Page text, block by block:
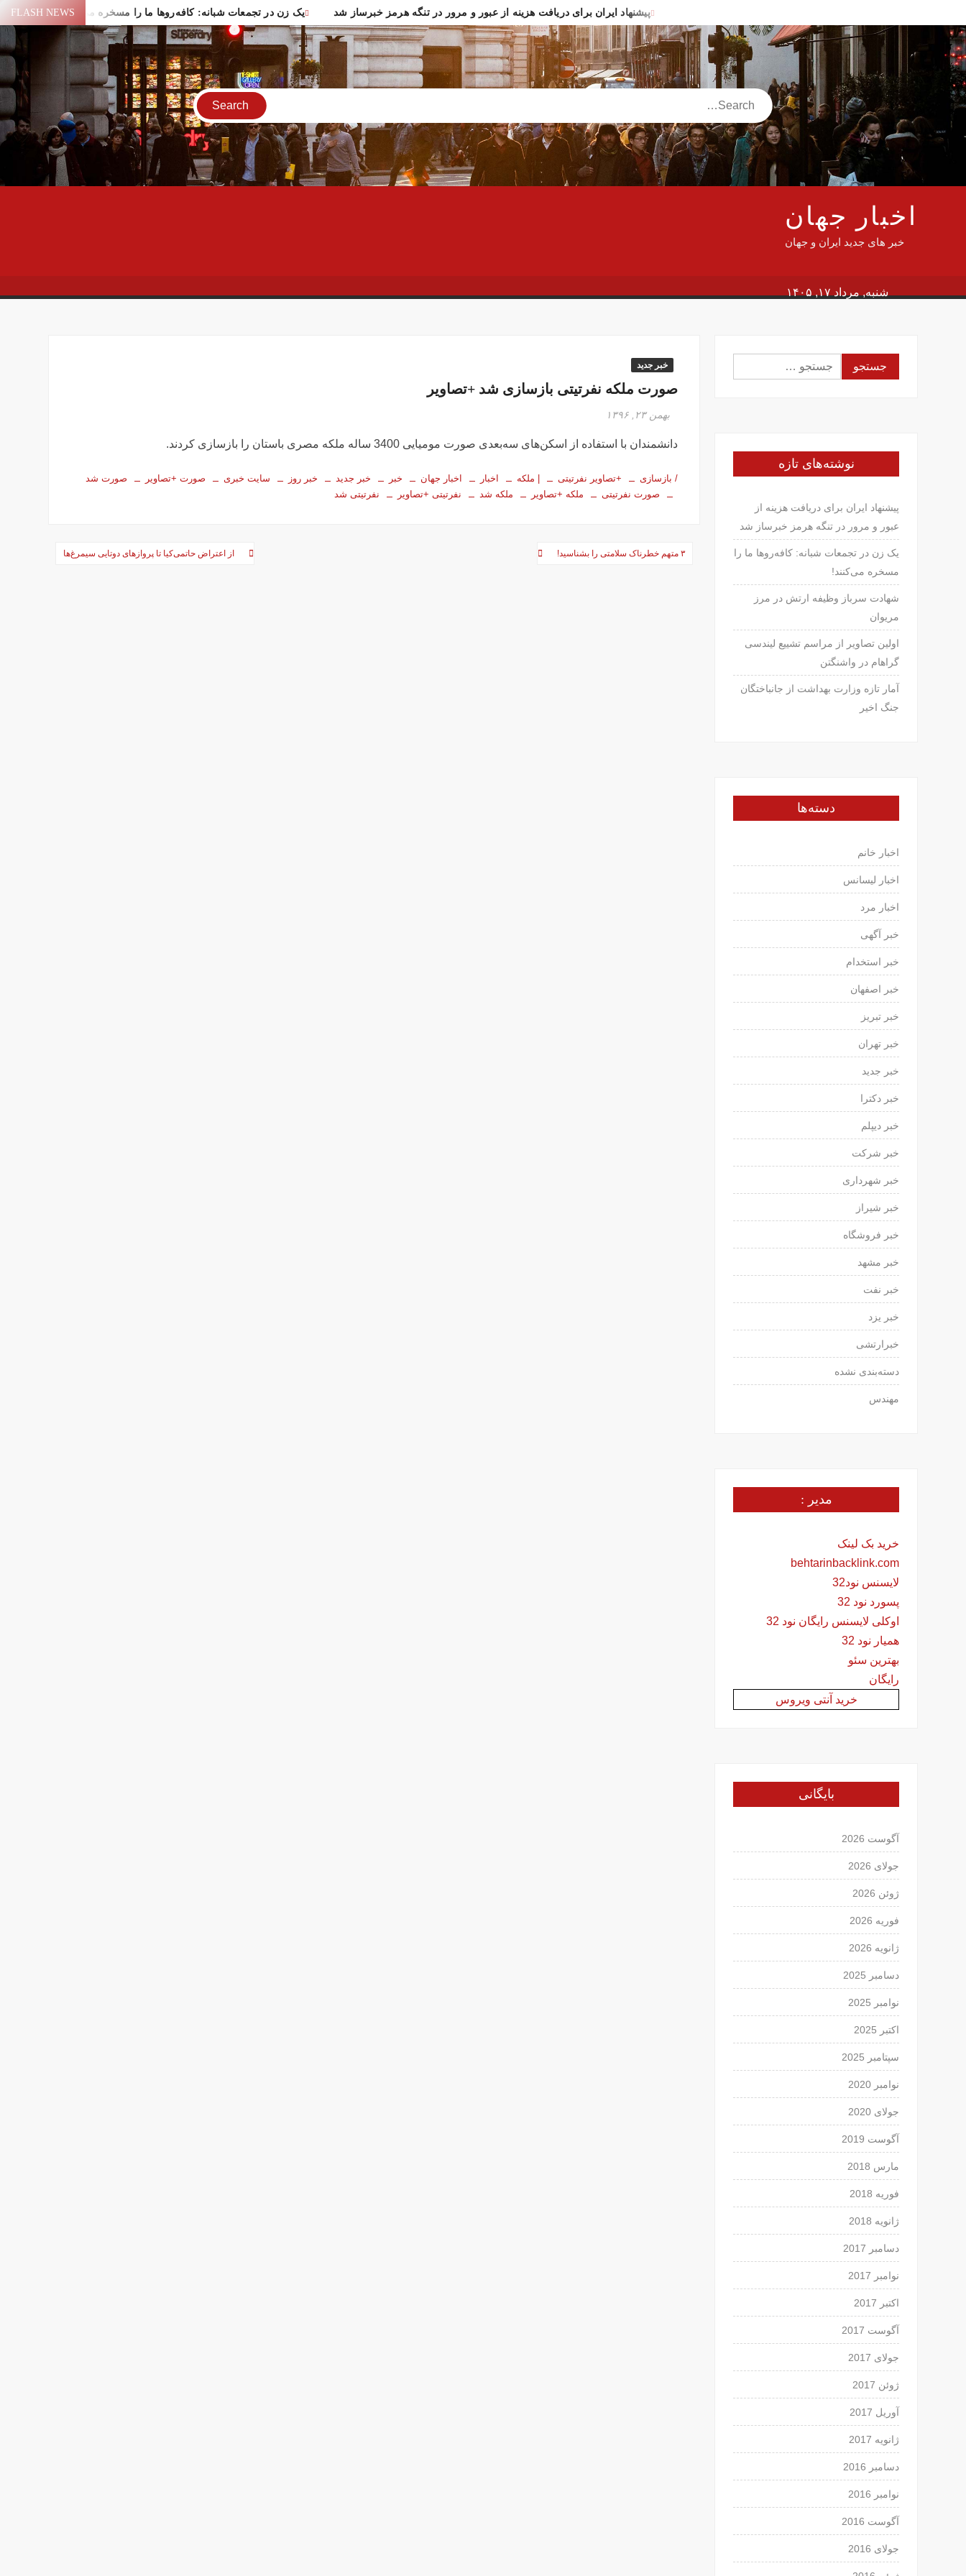
to
content
FLASH NEWS پیشنهاد ایران برای دریافت هزینه از عبور و مرور در تنگه هرمز خبرساز شد
یک زن در تجمعات شبانه: کافه‌روها ما را مسخره می‌کنند!
شهادت سرباز وظیفه ارتش در مرز مریوان
اولین تصاویر از مراسم تشییع لیندسی گراهام در واشنگتن
آمار تازه وزارت بهداشت از جانباختگان جنگ اخیر
واکنش فوری به خبر سقوط یک شیء در آسمان یاسوج
پیشنهاد رسایی درباره ترور فوری ترامپ در ترکیه!
افزایش استفاده از مسیر عمان برای عبور از تنگه هرمز
اختلال بانک‌های کشور برطرف شد
خبرنگار الجزیره: آغاز استفاده ایران از منابع مالی مسدود شده
دلار در چند ساعت ۱۲ هزار تومان عقب‌نشینی کرد
تصاویر تصادف زنجیره‌ای ۱۲ خودرو در تهران
سفر فوری وزیر خارجه پاکستان درباره توافق ایران
اولین جلسه امنیتی ایران و امارات پس از جنگ؟!
جاسوسی اسرائیل از مقامات آمریکا در خصوص ایران
سفره عقدی که با پهپاد در میدان انقلاب برپا شد
این سه نفر بد اخلاق‌ترین ایرانی‌های ۲۴ ساعت اخیر هستند
آیت‌الله دژکام: قرآن و عترت کلید هویت و حل مشکلات فرهنگی جامعه‌اند
Search
اخبار جهان
خبر های جدید ایران و جهان
شنبه, مرداد ۱۷, ۱۴۰۵
خبر جدید
صورت ملکه نفرتیتی بازسازی شد +تصاویر
بهمن ۲۳, ۱۳۹۶
دانشمندان با استفاده از اسکن‌های سه‌بعدی صورت مومیایی 3400 ساله ملکه مصری باستان را بازسازی کردند.
/ بازسازی +تصاویر نفرتیتی | ملکه اخبار اخبار جهان خبر خبر جدید خبر روز سایت خبری صورت +تصاویر
صورت شد
صورت نفرتیتی
ملکه +تصاویر ملکه شد نفرتیتی +تصاویر نفرتیتی شد
راهبری
از اعتراض حاتمی‌کیا تا پروازهای دوتایی سیمرغ‌ها ۳ متهم خطرناک سلامتی را بشناسید!
جستجو
برای:
نوشته‌های تازه
پیشنهاد ایران برای دریافت هزینه از
عبور و مرور در تنگه هرمز خبرساز شد
یک زن در تجمعات شبانه: کافه‌روها ما را
مسخره می‌کنند!
شهادت سرباز وظیفه ارتش در مرز
مریوان
اولین تصاویر از مراسم تشییع لیندسی
گراهام در واشنگتن
آمار تازه وزارت بهداشت از جانباختگان
جنگ اخیر
دسته‌ها
اخبار خانم
اخبار لیسانس
اخبار مرد
خبر آگهی
خبر استخدام
خبر اصفهان
خبر تبریز
خبر تهران
خبر جدید
خبر دکترا
خبر دیپلم
خبر شرکت
خبر شهرداری
خبر شیراز
خبر فروشگاه
خبر مشهد
خبر نفت
خبر یزد
خبرارتشی
دسته‌بندی نشده
مهندس
مدیر :
خرید بک لینک
behtarinbacklink.com
لایسنس نود32
پسورد نود 32
اوکلی لایسنس رایگان نود 32
همیار نود 32
بهترین سئو
رایگان
خرید آنتی ویروس
بایگانی
آگوست 2026
جولای 2026
ژوئن 2026
فوریه 2026
ژانویه 2026
دسامبر 2025
نوامبر 2025
اکتبر 2025
سپتامبر 2025
نوامبر 2020
جولای 2020
آگوست 2019
مارس 2018
فوریه 2018
ژانویه 2018
دسامبر 2017
نوامبر 2017
اکتبر 2017
آگوست 2017
جولای 2017
ژوئن 2017
آوریل 2017
ژانویه 2017
دسامبر 2016
نوامبر 2016
آگوست 2016
جولای 2016